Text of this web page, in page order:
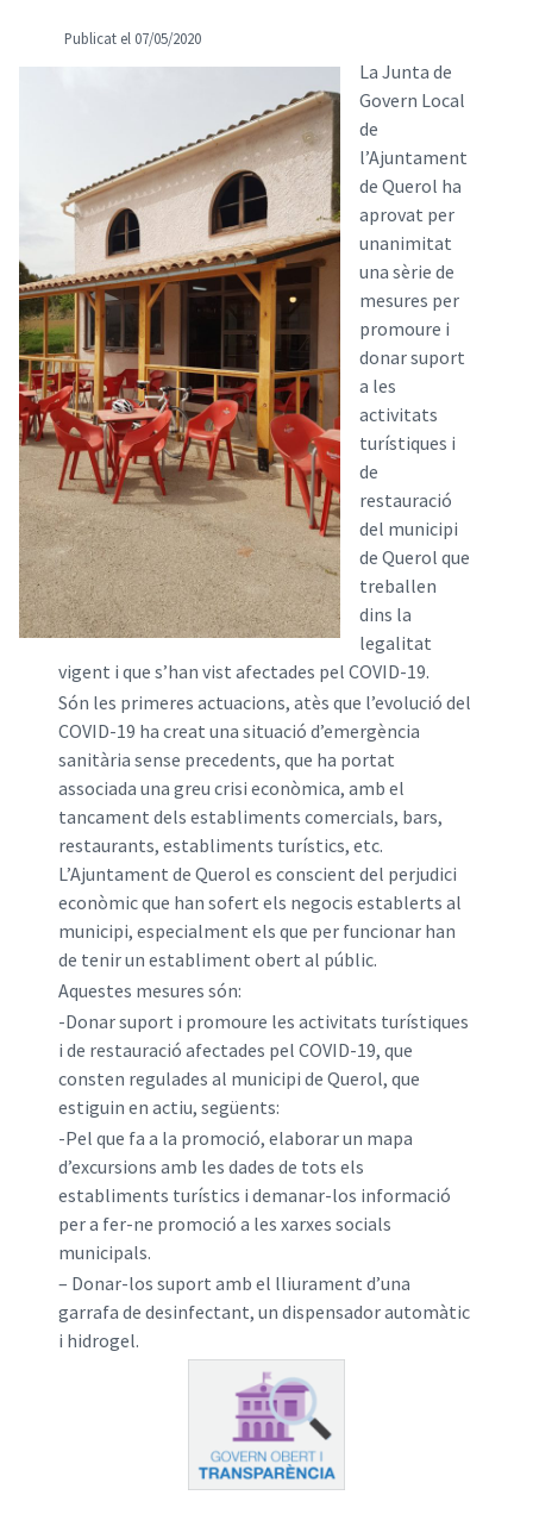
Publicat el 07/05/2020
La Junta de
Govern Local
de
l’Ajuntament
de Querol ha
aprovat per
unanimitat
una sèrie de
mesures per
promoure i
donar suport
a les
activitats
turístiques i
de
restauració
del municipi
de Querol que
treballen
dins la
legalitat
vigent i que s’han vist afectades pel COVID-19.
Són les primeres actuacions, atès que l’evolució del
COVID-19 ha creat una situació d’emergència
sanitària sense precedents, que ha portat
associada una greu crisi econòmica, amb el
tancament dels establiments comercials, bars,
restaurants, establiments turístics, etc.
L’Ajuntament de Querol es conscient del perjudici
econòmic que han sofert els negocis establerts al
municipi, especialment els que per funcionar han
de tenir un establiment obert al públic.
Aquestes mesures són:
-Donar suport i promoure les activitats turístiques
i de restauració afectades pel COVID-19, que
consten regulades al municipi de Querol, que
estiguin en actiu, següents:
-Pel que fa a la promoció, elaborar un mapa
d’excursions amb les dades de tots els
establiments turístics i demanar-los informació
per a fer-ne promoció a les xarxes socials
municipals.
– Donar-los suport amb el lliurament d’una
garrafa de desinfectant, un dispensador automàtic
i hidrogel.